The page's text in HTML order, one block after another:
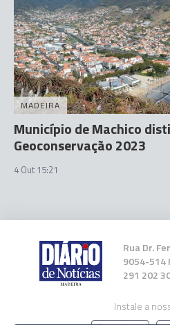
MADEIRA
Município de Machico
Geoconservação 2023
4 Out 15:21
Rua Dr.
9054-514
291 202
Instale a